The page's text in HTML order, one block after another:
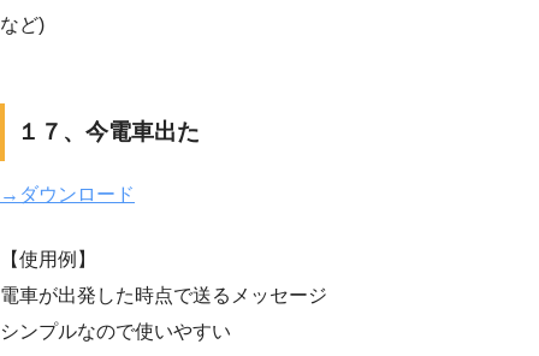
など)
１７、今電車出た
→ダウンロード
【使用例】
電車が出発した時点で送るメッセージ
シンプルなので使いやすい